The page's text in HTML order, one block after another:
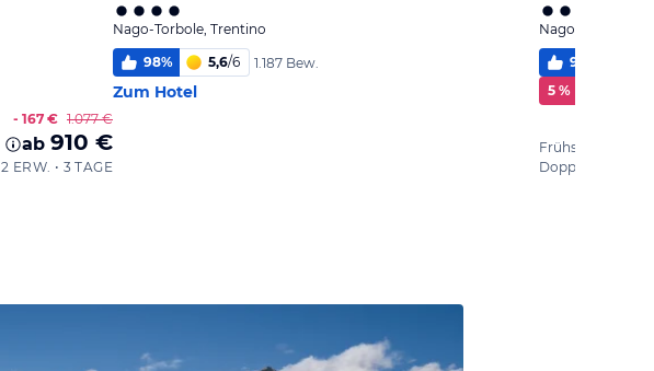
- 167 € 1.077 €
ab 910 €
2 ERW. • 3 TAGE
Nago-Torbole, Trentino
98% 5,6/6 1.187 Bew.
Zum Hotel
Nago-Torbole,
99
5 % Rabatt
Frühstück
Doppelzimmer